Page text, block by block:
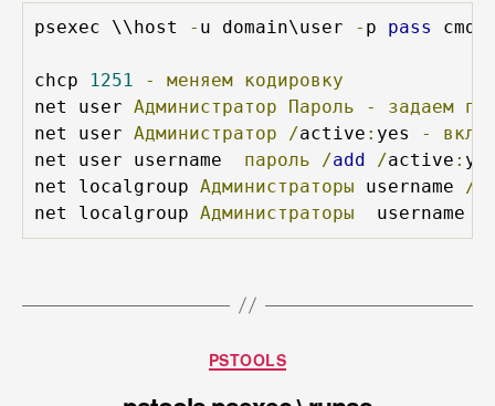
psexec \\host - u domain\user - p pass cmd
chcp 1251 - меняем кодировку
net user Администратор Пароль - задаем
net user Администратор /active : yes -
net user username пароль /add /active :
net localgroup Администраторы username /
net localgroup Администраторы
  username
Рубрики
PSTOOLS